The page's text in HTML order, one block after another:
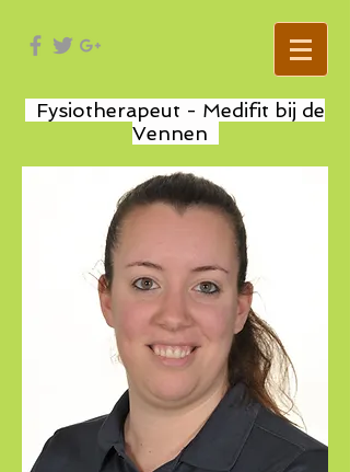
Fysiotherapeut - Medifit bij de
Vennen